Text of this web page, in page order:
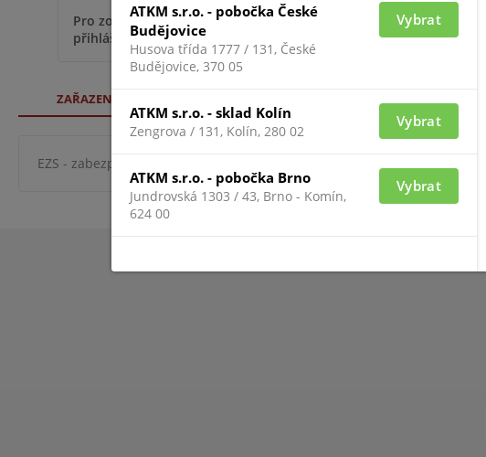
Pro zobrazení informací je nutné být
přihlášený
ZAŘAZENÍ ZBOŽÍ
EZS - zabezpeč. systémy
ATKM s.r.o. - pobočka České
Budějovice
Husova třída 1777 / 131, České
Budějovice, 370 05
Vybrat
ATKM s.r.o. - sklad Kolín
Zengrova / 131, Kolín, 280 02
Vybrat
ATKM s.r.o. - pobočka Brno
Jundrovská 1303 / 43, Brno - Komín,
624 00
Vybrat